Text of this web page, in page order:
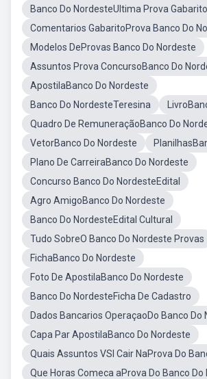
Banco Do NordesteUltima Prova Gabarito
Comentarios GabaritoProva Banco Do
Modelos DeProvas Banco Do Nordeste
Assuntos Prova ConcursoBanco Do
ApostilaBanco Do Nordeste
Banco Do NordesteTeresina
Quadro De RemuneraçãoBanco Do
VetorBanco Do Nordeste
Plano De CarreiraBanco Do Nordeste
Concurso Banco Do NordesteEdital
Agro AmigoBanco Do Nordeste
Banco Do NordesteEdital Cultural
Tudo SobreO Banco Do Nordeste Provas
FichaBanco Do Nordeste
Foto De ApostilaBanco Do Nordeste
Banco Do NordesteFicha De Cadastro
Dados Bancarios OperaçaoDo Banco Do
Capa Par ApostilaBanco Do Nordeste
Quais Assuntos VSI Cair NaProva Do
Que Horas Comeca aProva Do Banco Do